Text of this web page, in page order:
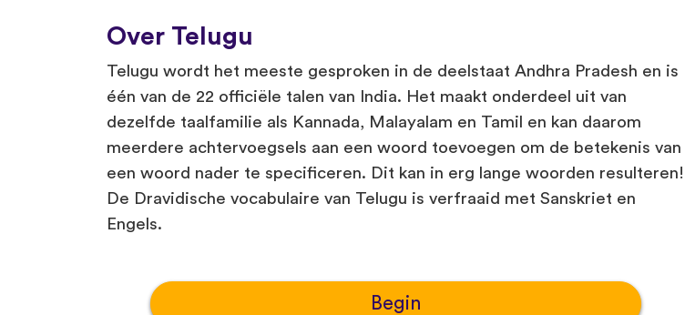
Over Telugu
Telugu wordt het meeste gesproken in de deelstaat Andhra Pradesh en is
één van de 22 officiële talen van India. Het maakt onderdeel uit van
dezelfde taalfamilie als Kannada, Malayalam en Tamil en kan daarom
meerdere achtervoegsels aan een woord toevoegen om de betekenis van
een woord nader te specificeren. Dit kan in erg lange woorden resulteren!
De Dravidische vocabulaire van Telugu is verfraaid met Sanskriet en
Engels.
Begin